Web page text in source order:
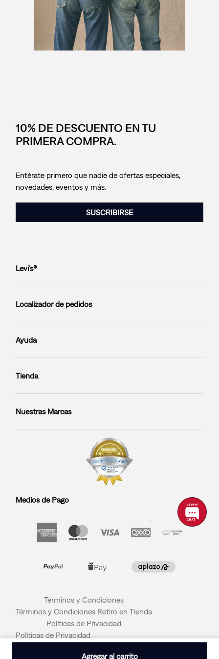
Agregar al carrito
10% DE DESCUENTO EN TU
PRIMERA COMPRA.
Entérate primero que nadie de ofertas especiales,
novedades, eventos y más.
SUSCRIBIRSE
Levi’s®
Localizador de pedidos
Ayuda
Tienda
Nuestras Marcas
Medios de Pago
Términos y Condiciones
Términos y Condiciones Retiro en Tienda
Políticas de Privacidad
Políticas de Privacidad
© 2026 LEVI STRAUSS & CO